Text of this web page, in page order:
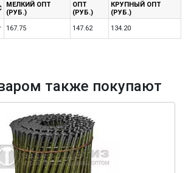
МЕЛКИЙ ОПТ
(РУБ.)
ОПТ
(РУБ.)
КРУПНЫЙ ОПТ
(РУБ.)
167.75 147.62 134.20
также покупают